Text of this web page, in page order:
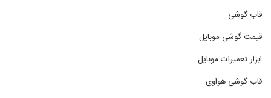
قاب گوشی
قیمت گوشی موبایل
ابزار تعمیرات موبایل
قاب گوشی هواوی